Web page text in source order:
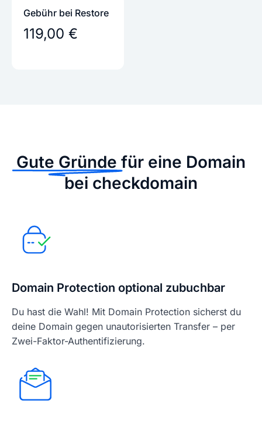
Gebühr bei Restore
119,00 €
Gute Gründe für eine Domain
bei checkdomain
Domain Protection optional zubuchbar
Du hast die Wahl! Mit Domain Protection sicherst du
deine Domain gegen unautorisierten Transfer – per
Zwei-Faktor-Authentifizierung.